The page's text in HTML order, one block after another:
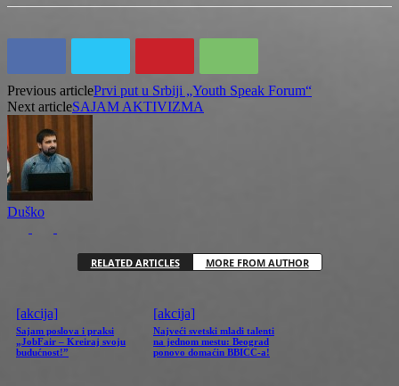
Previous articlePrvi put u Srbiji „Youth Speak Forum“
Next articleSAJAM AKTIVIZMA
Duško
RELATED ARTICLES MORE FROM AUTHOR
[akcija]
Sajam poslova i praksi
„JobFair – Kreiraj svoju
budućnost!”
[akcija]
Najveći svetski mladi talenti
na jednom mestu: Beograd
ponovo domaćin BBICC-a!